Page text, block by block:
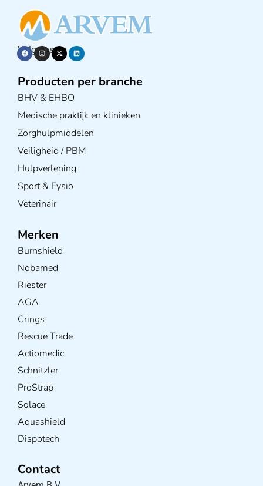
Volg ons op
Producten per branche
BHV & EHBO
Medische praktijk en klinieken
Zorghulpmiddelen
Veiligheid / PBM
Hulpverlening
Sport & Fysio
Veterinair
Merken
Burnshield
Nobamed
Riester
AGA
Crings
Rescue Trade
Actiomedic
Schnitzler
ProStrap
Solace
Aquashield
Dispotech
Contact